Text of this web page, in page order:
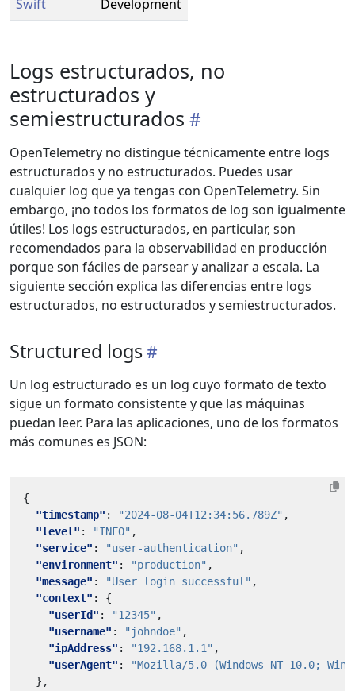
Swift Development
Logs estructurados, no
estructurados y
semiestructurados
OpenTelemetry no distingue técnicamente entre logs
estructurados y no estructurados. Puedes usar
cualquier log que ya tengas con OpenTelemetry. Sin
embargo, ¡no todos los formatos de log son igualmente
útiles! Los logs estructurados, en particular, son
recomendados para la observabilidad en producción
porque son fáciles de parsear y analizar a escala. La
siguiente sección explica las diferencias entre logs
estructurados, no estructurados y semiestructurados.
Structured logs
Un log estructurado es un log cuyo formato de texto
sigue un formato consistente y que las máquinas
puedan leer. Para las aplicaciones, uno de los formatos
más comunes es JSON:
{
"timestamp" : "2024-08-04T12:34:56.789Z" ,
"level" : "INFO" ,
"service" : "user-authentication" ,
"environment" : "production" ,
"message" : "User login successful" ,
"context" :
{
"userId" : "12345" ,
"username" : "johndoe" ,
"ipAddress" : "192.168.1.1" ,
"userAgent" :
"Mozilla/5.0 (Windows NT 10.0;
},